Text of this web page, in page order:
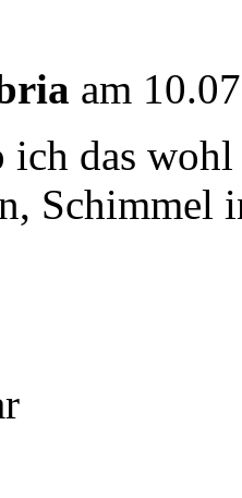
am
das
Schimmel